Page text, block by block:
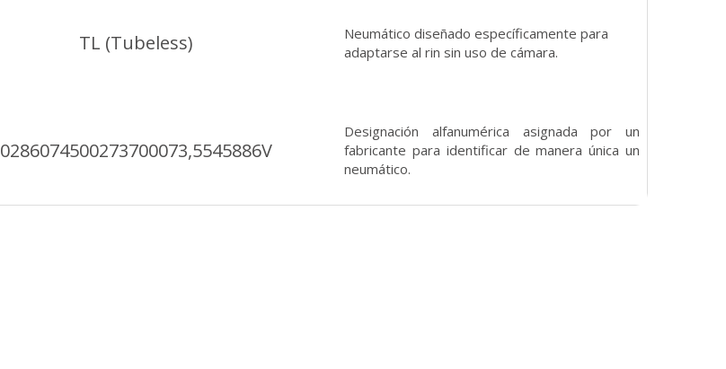
TL (Tubeless)
Neumático diseñado específicamente para
adaptarse al rin sin uso de cámara.
0286074500273700073,5545886V
Designación alfanumérica asignada por un
fabricante para identificar de manera única un
neumático.